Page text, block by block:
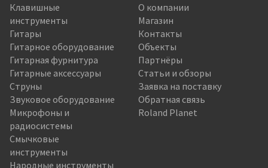
Клавишные
инструменты
Гитары
Гитарное оборудование
Гитарная фурнитура
Гитарные аксессуары
Струны
Звуковое оборудование
Микрофоны и
радиосистемы
Смычковые
инструменты
Народные инструменты
О компании
Магазин
Контакты
Объекты
Партнёры
Статьи и обзоры
Заявка на поставку
Обратная связь
Roland Planet